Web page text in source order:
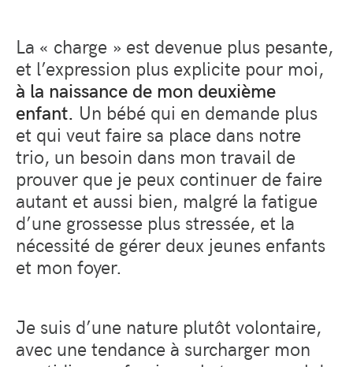
La « charge » est devenue plus pesante,
et l’expression plus explicite pour moi,
à la naissance de mon deuxième
enfant. Un bébé qui en demande plus
et qui veut faire sa place dans notre
trio, un besoin dans mon travail de
prouver que je peux continuer de faire
autant et aussi bien, malgré la fatigue
d’une grossesse plus stressée, et la
nécessité de gérer deux jeunes enfants
et mon foyer.
Je suis d’une nature plutôt volontaire,
avec une tendance à surcharger mon